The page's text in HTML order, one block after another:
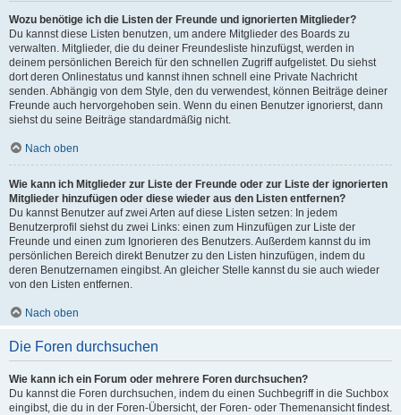
Wozu benötige ich die Listen der Freunde und ignorierten Mitglieder?
Du kannst diese Listen benutzen, um andere Mitglieder des Boards zu
verwalten. Mitglieder, die du deiner Freundesliste hinzufügst, werden in
deinem persönlichen Bereich für den schnellen Zugriff aufgelistet. Du siehst
dort deren Onlinestatus und kannst ihnen schnell eine Private Nachricht
senden. Abhängig von dem Style, den du verwendest, können Beiträge deiner
Freunde auch hervorgehoben sein. Wenn du einen Benutzer ignorierst, dann
siehst du seine Beiträge standardmäßig nicht.
Nach oben
Wie kann ich Mitglieder zur Liste der Freunde oder zur Liste der ignorierten
Mitglieder hinzufügen oder diese wieder aus den Listen entfernen?
Du kannst Benutzer auf zwei Arten auf diese Listen setzen: In jedem
Benutzerprofil siehst du zwei Links: einen zum Hinzufügen zur Liste der
Freunde und einen zum Ignorieren des Benutzers. Außerdem kannst du im
persönlichen Bereich direkt Benutzer zu den Listen hinzufügen, indem du
deren Benutzernamen eingibst. An gleicher Stelle kannst du sie auch wieder
von den Listen entfernen.
Nach oben
Die Foren durchsuchen
Wie kann ich ein Forum oder mehrere Foren durchsuchen?
Du kannst die Foren durchsuchen, indem du einen Suchbegriff in die Suchbox
eingibst, die du in der Foren-Übersicht, der Foren- oder Themenansicht findest.